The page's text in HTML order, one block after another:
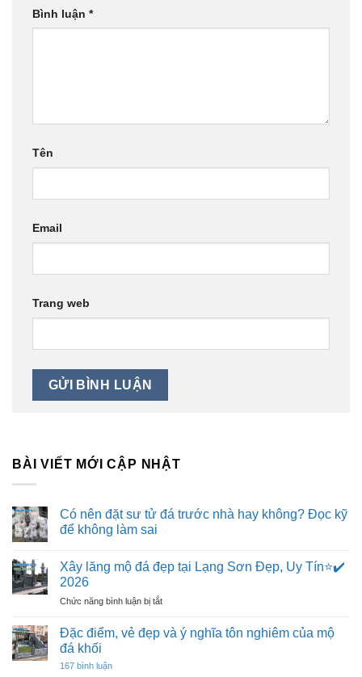
Bình luận *
Tên
Email
Trang web
BÀI VIẾT MỚI CẬP NHẬT
Có nên đặt sư tử đá trước nhà hay không? Đọc kỹ
để không làm sai
bình
luận
ở
Có
sư
tử
đá
trước
nhà
Xây lăng mộ đá đẹp tại Lạng Sơn Đẹp, Uy Tín⭐️✔️
2026
Chức năng bình luận bị tắtở
lăng
Đặc điểm, vẻ đẹp và ý nghĩa tôn nghiêm của mộ
đá khối
167 bình luậnở